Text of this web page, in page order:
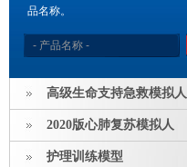
品名称。
高级生命支持急救模拟人
2020版心肺复苏模拟人
护理训练模型